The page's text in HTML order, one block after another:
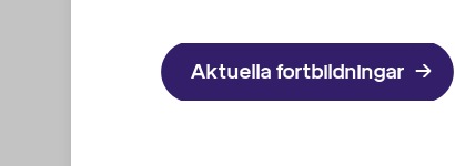
Aktuella fortbildningar